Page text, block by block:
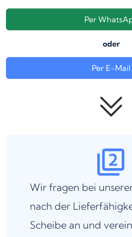
Per
oder
Per E-Mail
Wir fragen bei
nach der
Scheibe an und